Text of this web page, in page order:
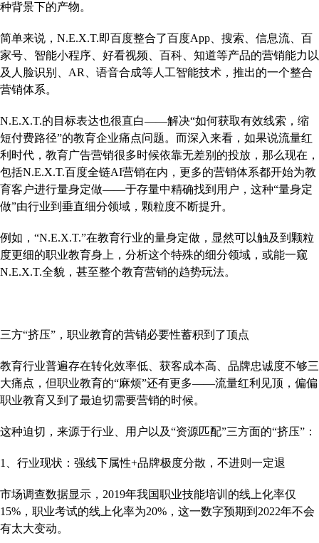
种背景下的产物。
简单来说，N.E.X.T.即百度整合了百度App、搜索、信息流、百
家号、智能小程序、好看视频、百科、知道等产品的营销能力以
及人脸识别、AR、语音合成等人工智能技术，推出的一个整合
营销体系。
N.E.X.T.的目标表达也很直白——解决“如何获取有效线索，缩
短付费路径”的教育企业痛点问题。而深入来看，如果说流量红
利时代，教育广告营销很多时候依靠无差别的投放，那么现在，
包括N.E.X.T.百度全链AI营销在内，更多的营销体系都开始为教
育客户进行量身定做——于存量中精确找到用户，这种“量身定
做”由行业到垂直细分领域，颗粒度不断提升。
例如，“N.E.X.T.”在教育行业的量身定做，显然可以触及到颗粒
度更细的职业教育身上，分析这个特殊的细分领域，或能一窥
N.E.X.T.全貌，甚至整个教育营销的趋势玩法。
三方“挤压”，职业教育的营销必要性蓄积到了顶点
教育行业普遍存在转化效率低、获客成本高、品牌忠诚度不够三
大痛点，但职业教育的“麻烦”还有更多——流量红利见顶，偏偏
职业教育又到了最迫切需要营销的时候。
这种迫切，来源于行业、用户以及“资源匹配”三方面的“挤压”：
1、行业现状：强线下属性+品牌极度分散，不进则一定退
市场调查数据显示，2019年我国职业技能培训的线上化率仅
15%，职业考试的线上化率为20%，这一数字预期到2022年不会
有太大变动。